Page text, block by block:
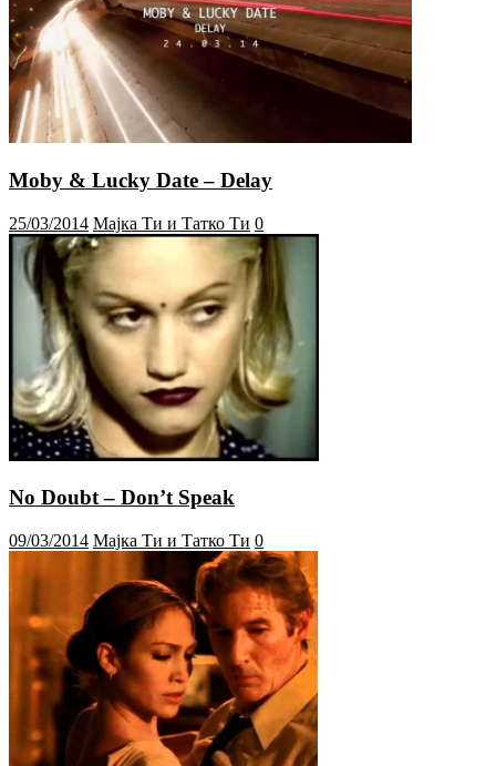
Moby & Lucky Date – Delay
25/03/2014 Мајка Ти и Татко Ти 0
No Doubt – Don’t Speak
09/03/2014 Мајка Ти и Татко Ти 0